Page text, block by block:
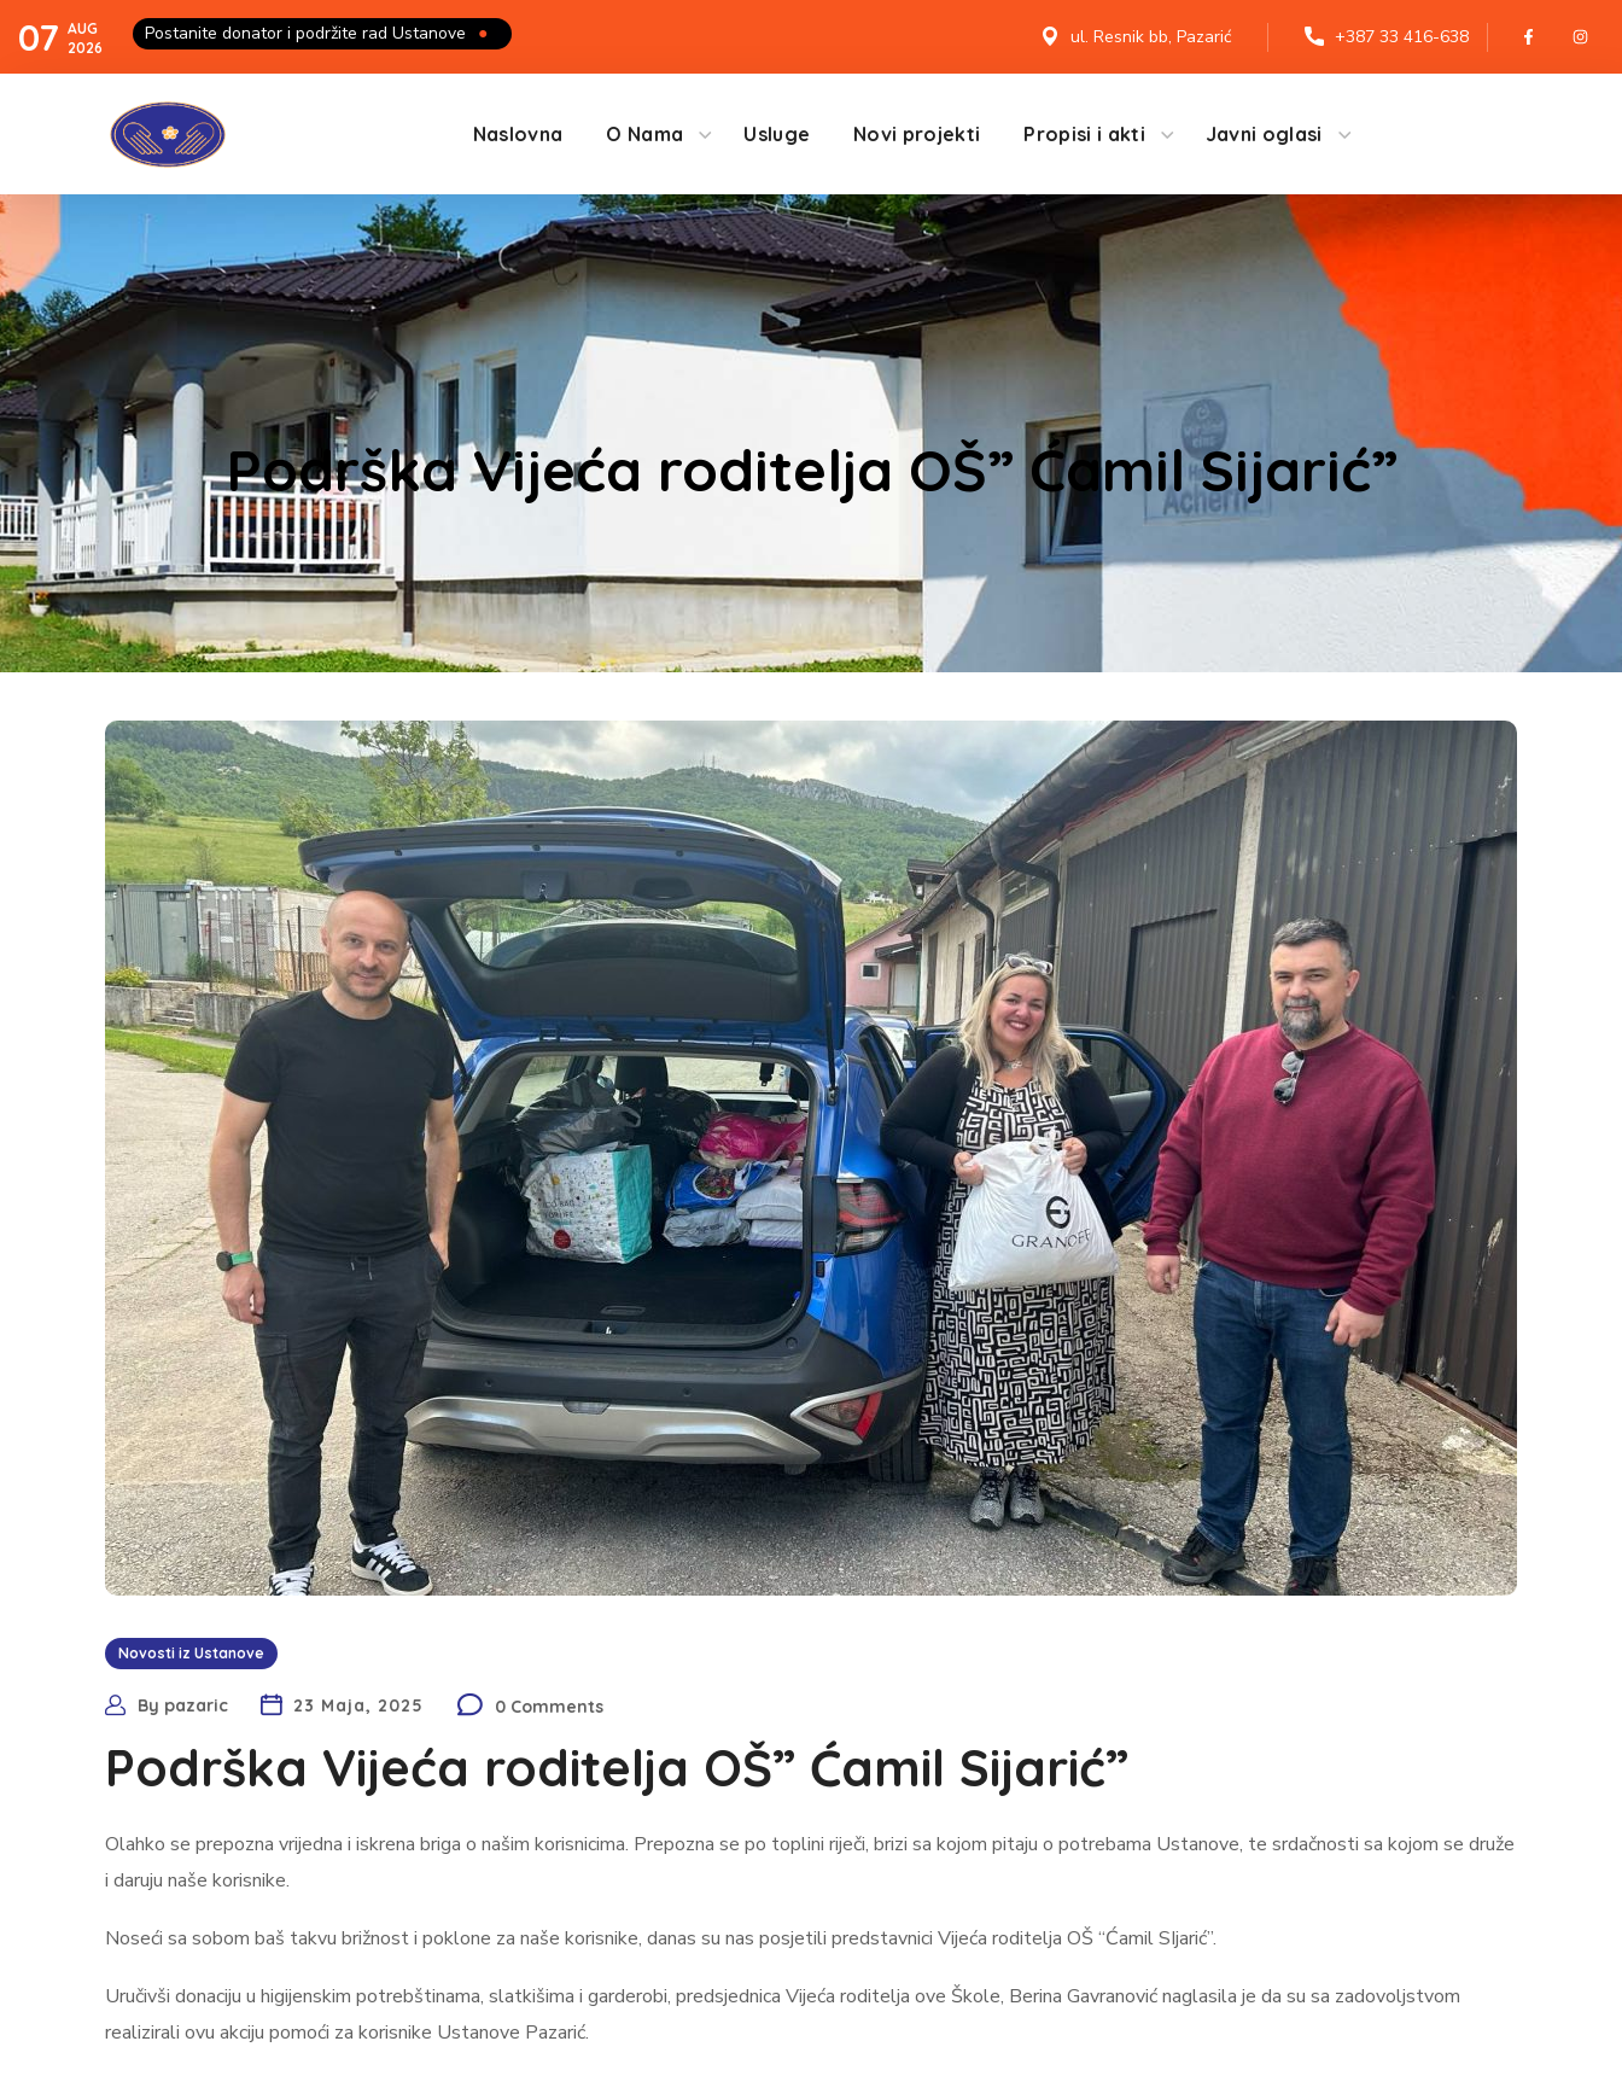
07 AUG
2026
Postanite donator i podržite rad Ustanove ● ul. Resnik bb, Pazarić +387 33 416-638
Naslovna O Nama Usluge Novi projekti Propisi i akti Javni oglasi
Podrška Vijeća roditelja OŠ” Ćamil Sijarić”
Novosti iz Ustanove
By pazaric 23 Maja, 2025 0 Comments
Podrška Vijeća roditelja OŠ” Ćamil Sijarić”
Olahko se prepozna vrijedna i iskrena briga o našim korisnicima. Prepozna se po toplini riječi, brizi sa kojom pitaju o potrebama Ustanove, te srdačnosti sa kojom se druže
i daruju naše korisnike.
Noseći sa sobom baš takvu brižnost i poklone za naše korisnike, danas su nas posjetili predstavnici Vijeća roditelja OŠ “Ćamil SIjarić”.
Uručivši donaciju u higijenskim potrebštinama, slatkišima i garderobi, predsjednica Vijeća roditelja ove Škole, Berina Gavranović naglasila je da su sa zadovoljstvom
realizirali ovu akciju pomoći za korisnike Ustanove Pazarić.